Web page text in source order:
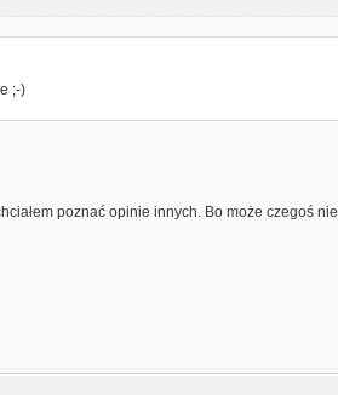
;-)
poznać opinie innych. Bo może czegoś nie